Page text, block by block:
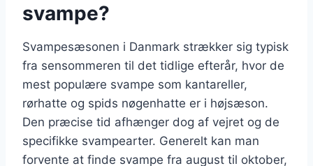
svampe?
Svampesæsonen i Danmark strækker sig typisk
fra sensommeren til det tidlige efterår, hvor de
mest populære svampe som kantareller,
rørhatte og spids nøgenhatte er i højsæson.
Den præcise tid afhænger dog af vejret og de
specifikke svampearter. Generelt kan man
forvente at finde svampe fra august til oktober,